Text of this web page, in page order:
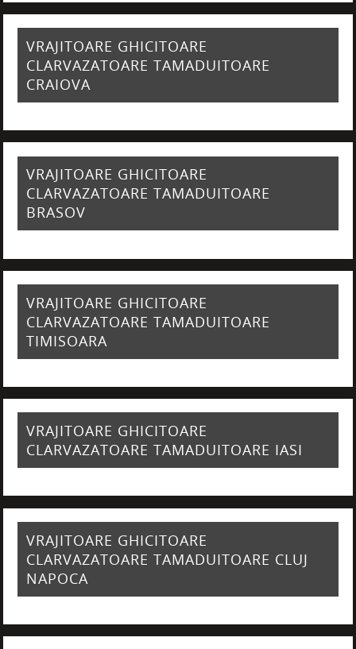
VRAJITOARE GHICITOARE
CLARVAZATOARE TAMADUITOARE
CRAIOVA
VRAJITOARE GHICITOARE
CLARVAZATOARE TAMADUITOARE
BRASOV
VRAJITOARE GHICITOARE
CLARVAZATOARE TAMADUITOARE
TIMISOARA
VRAJITOARE GHICITOARE
CLARVAZATOARE TAMADUITOARE IASI
VRAJITOARE GHICITOARE
CLARVAZATOARE TAMADUITOARE CLUJ
NAPOCA